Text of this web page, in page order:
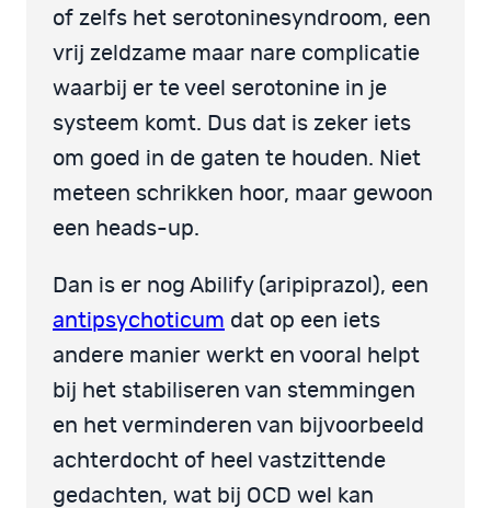
of zelfs het serotoninesyndroom, een
vrij zeldzame maar nare complicatie
waarbij er te veel serotonine in je
systeem komt. Dus dat is zeker iets
om goed in de gaten te houden. Niet
meteen schrikken hoor, maar gewoon
een heads-up.
Dan is er nog Abilify (aripiprazol), een
antipsychoticum dat op een iets
andere manier werkt en vooral helpt
bij het stabiliseren van stemmingen
en het verminderen van bijvoorbeeld
achterdocht of heel vastzittende
gedachten, wat bij OCD wel kan